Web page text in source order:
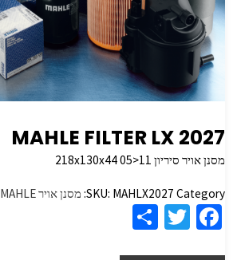
MAHLE FILTER LX 2027
מסנן אויר סיריון 218x130x44 05>11
SKU: MAHLX2027 Category: מסנן אוירMAHLE
Fa
T